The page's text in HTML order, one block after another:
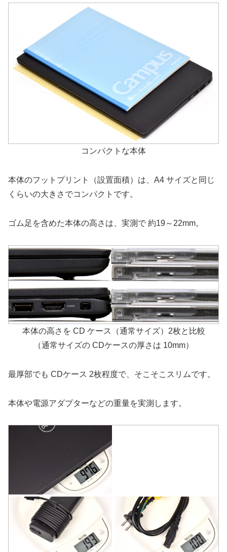
コンパクトな本体
本体のフットプリント（設置面積）は、A4 サイズと同じ
くらいの大きさでコンパクトです。
ゴム足を含めた本体の高さは、実測で 約19～22mm。
本体の高さを CD ケース（通常サイズ）2枚と比較
（通常サイズの CDケースの厚さは 10mm）
最厚部でも CDケース 2枚程度で、そこそこスリムです。
本体や電源アダプターなどの重量を実測します。